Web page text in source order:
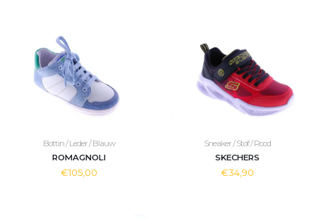
Bottin / Leder / Blauw
ROMAGNOLI
€105,00
Sneaker / Stof / Rood
SKECHERS
€34,90